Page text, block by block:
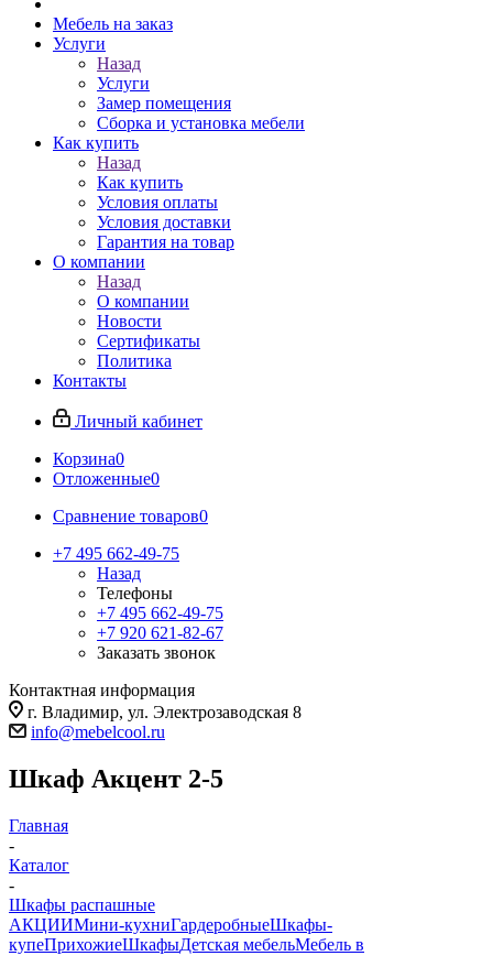
Мебель на заказ
Услуги
Назад
Услуги
Замер помещения
Сборка и установка мебели
Как купить
Назад
Как купить
Условия оплаты
Условия доставки
Гарантия на товар
О компании
Назад
О компании
Новости
Сертификаты
Политика
Контакты
Личный кабинет
Корзина0
Отложенные0
Сравнение товаров0
+7 495 662-49-75
Назад
Телефоны
+7 495 662-49-75
+7 920 621-82-67
Заказать звонок
Контактная информация
г. Владимир, ул. Электрозаводская 8
info@mebelcool.ru
Шкаф Акцент 2-5
Главная
-
Каталог
-
Шкафы распашные
АКЦИИМини-кухниГардеробныеШкафы-
купеПрихожиеШкафыДетская мебельМебель в